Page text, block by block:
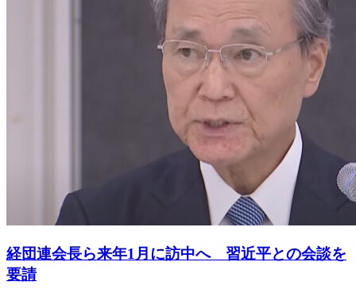
経団連会長ら来年1月に訪中へ 習近平との会談を
要請